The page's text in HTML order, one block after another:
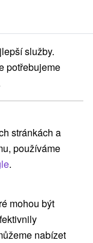
pobyt v kúpeľoch
služby.
potřebujeme
stránkách a
používáme
.
mohou být
nabízet